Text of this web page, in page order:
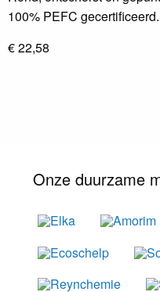
100% PEFC gecertificeerd.
€ 22,58
Onze duurzame